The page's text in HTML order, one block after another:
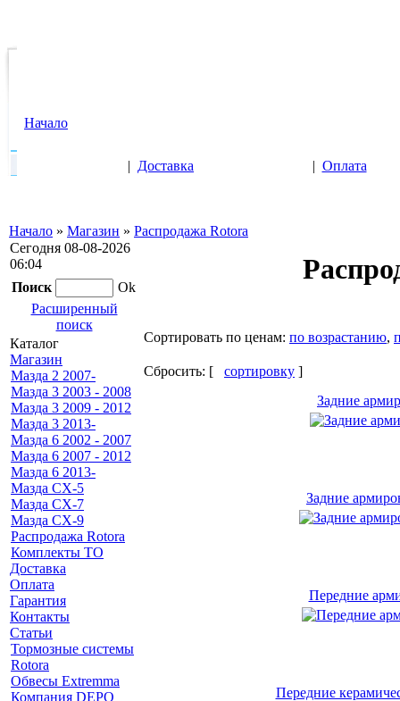
Начало
| Доставка | Оплата
Начало » Магазин » Распродажа Rotora
Сегодня 08-08-2026
06:04
Поиск
Ok
Расширенный
поиск
Каталог
Магазин
Мазда 2 2007-
Мазда 3 2003 - 2008
Мазда 3 2009 - 2012
Мазда 3 2013-
Мазда 6 2002 - 2007
Мазда 6 2007 - 2012
Мазда 6 2013-
Мазда CX-5
Мазда CX-7
Мазда СХ-9
Распродажа Rotora
Комплекты ТО
Доставка
Оплата
Гарантия
Контакты
Статьи
Тормозные системы
Rotora
Обвесы Extremma
Компания DEPO
Cортировать по ценам: по возрастанию,
Сбросить: [ сортировку ]
Задние
Задние
Передние
Передние